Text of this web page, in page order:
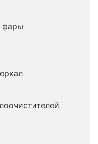
фары